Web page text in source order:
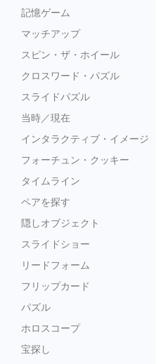
記憶ゲーム
マッチアップ
スピン・ザ・ホイール
クロスワード・パズル
スライドパズル
当時／現在
インタラクティブ・イメージ
フォーチュン・クッキー
タイムライン
ペアを探す
隠しオブジェクト
スライドショー
リードフォーム
フリップカード
パズル
ホロスコープ
宝探し